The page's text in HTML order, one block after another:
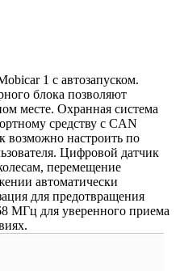
1 с автозапуском.
блока позволяют
месте. Охранная система
средству с CAN
возможно настроить по
Цифровой датчик
перемещение
автоматически
для предотвращения
МГц для уверенного приема